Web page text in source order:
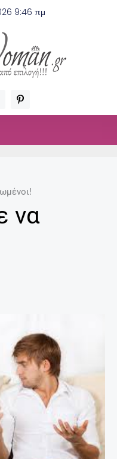
9:46 πμ
P
i
n
p
να